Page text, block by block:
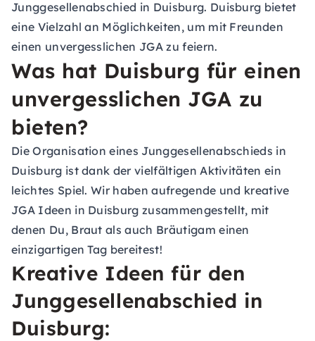
Junggesellenabschied in Duisburg. Duisburg bietet
eine Vielzahl an Möglichkeiten, um mit Freunden
einen unvergesslichen JGA zu feiern.
Was hat Duisburg für einen
unvergesslichen JGA zu
bieten?
Die Organisation eines Junggesellenabschieds in
Duisburg ist dank der vielfältigen Aktivitäten ein
leichtes Spiel. Wir haben aufregende und kreative
JGA Ideen in Duisburg zusammengestellt, mit
denen Du, Braut als auch Bräutigam einen
einzigartigen Tag bereitest!
Kreative Ideen für den
Junggesellenabschied in
Duisburg: